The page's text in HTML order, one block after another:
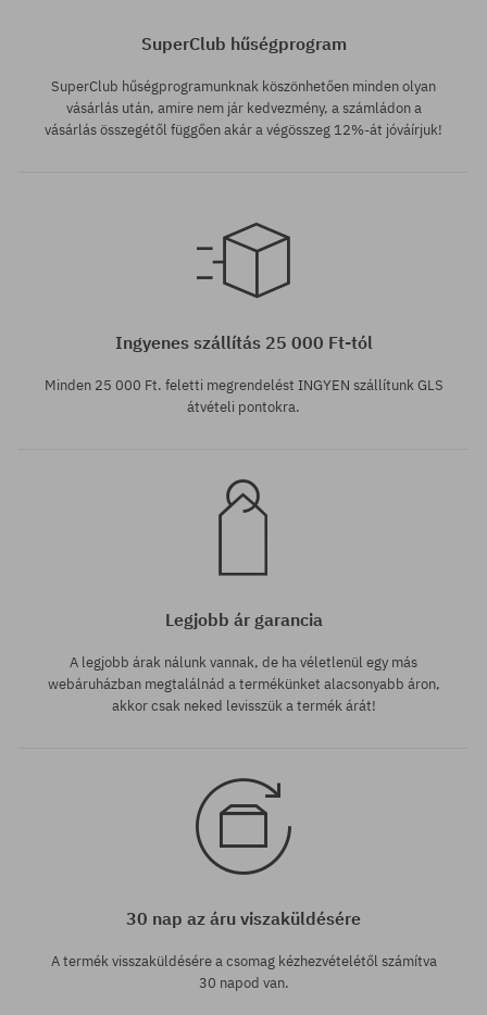
Elérhető méretek:
SuperClub hűségprogram
SuperClub hűségprogramunknak köszönhetően minden olyan
vásárlás után, amire nem jár kedvezmény, a számládon a
vásárlás összegétől függően akár a végösszeg 12%-át jóváírjuk!
Ingyenes szállítás 25 000 Ft-tól
Minden 25 000 Ft. feletti megrendelést INGYEN szállítunk GLS
átvételi pontokra.
Legjobb ár garancia
A legjobb árak nálunk vannak, de ha véletlenül egy más
webáruházban megtalálnád a termékünket alacsonyabb áron,
akkor csak neked levisszük a termék árát!
30 nap az áru viszaküldésére
A termék visszaküldésére a csomag kézhezvételétől számítva
30 napod van.